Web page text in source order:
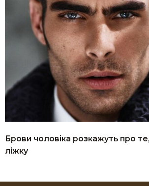
Брови чоловіка розкажуть про те,
ліжку